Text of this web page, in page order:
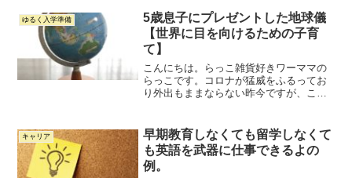
来そうということもり、小3息子への教育
もかねて備蓄品の見直し...
ゆるく入学準備
5歳息子にプレゼントした地球儀
【世界に目を向けるための子育
て】
こんにちは。らっこ雑貨好きワーママの
らっこです。コロナが猛威をふるってお
り外出もままならない昨今ですが、これ
ます。それは、必然的に世界に興味を持
ちやすい環境だということ...
キャリア
早期教育しなくても留学しなくて
も英語を武器に仕事できるよの
例。